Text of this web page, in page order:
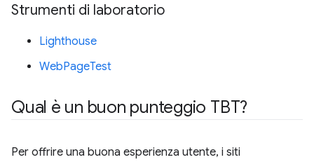
Strumenti di laboratorio
Lighthouse
WebPageTest
Qual è un buon punteggio TBT?
Per offrire una buona esperienza utente, i siti